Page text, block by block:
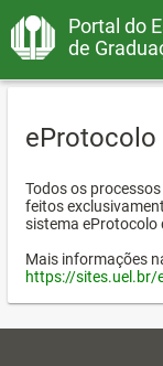
Portal do
de
eProtocolo
Todos os
feitos
sistema eProtocolo
Mais informações
https://sites.uel.br/